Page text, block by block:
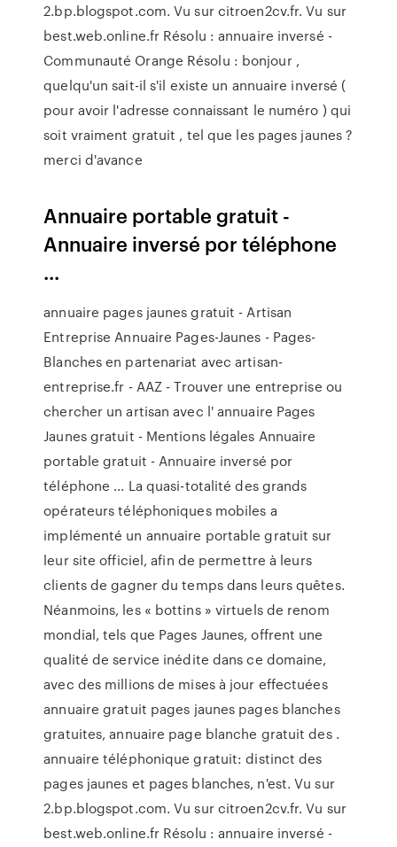
2.bp.blogspot.com. Vu sur citroen2cv.fr. Vu sur
best.web.online.fr Résolu : annuaire inversé -
Communauté Orange Résolu : bonjour ,
quelqu'un sait-il s'il existe un annuaire inversé (
pour avoir l'adresse connaissant le numéro ) qui
soit vraiment gratuit , tel que les pages jaunes ?
merci d'avance
Annuaire portable gratuit -
Annuaire inversé por téléphone
...
annuaire pages jaunes gratuit - Artisan
Entreprise Annuaire Pages-Jaunes - Pages-
Blanches en partenariat avec artisan-
entreprise.fr - AAZ - Trouver une entreprise ou
chercher un artisan avec l' annuaire Pages
Jaunes gratuit - Mentions légales Annuaire
portable gratuit - Annuaire inversé por
téléphone ... La quasi-totalité des grands
opérateurs téléphoniques mobiles a
implémenté un annuaire portable gratuit sur
leur site officiel, afin de permettre à leurs
clients de gagner du temps dans leurs quêtes.
Néanmoins, les « bottins » virtuels de renom
mondial, tels que Pages Jaunes, offrent une
qualité de service inédite dans ce domaine,
avec des millions de mises à jour effectuées
annuaire gratuit pages jaunes pages blanches
gratuites, annuaire page blanche gratuit des .
annuaire téléphonique gratuit: distinct des
pages jaunes et pages blanches, n'est. Vu sur
2.bp.blogspot.com. Vu sur citroen2cv.fr. Vu sur
best.web.online.fr Résolu : annuaire inversé -